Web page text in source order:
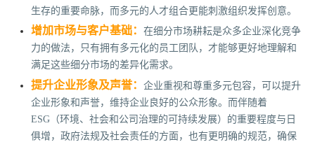
生存的重要命脉，而多元的人才组合更能刺激组织发挥创意。
增加市场与客户基础： 在细分市场耕耘是众多企业深化竞争
力的做法，只有拥有多元化的员工团队，才能够更好地理解和
满足这些细分市场的差异化需求。
提升企业形象及声誉： 企业重视和尊重多元包容，可以提升
企业形象和声誉，维持企业良好的公众形象。而伴随着
ESG（环境、社会和公司治理的可持续发展）的重要程度与日
俱增，政府法规及社会责任的方面，也有更明确的规范，确保